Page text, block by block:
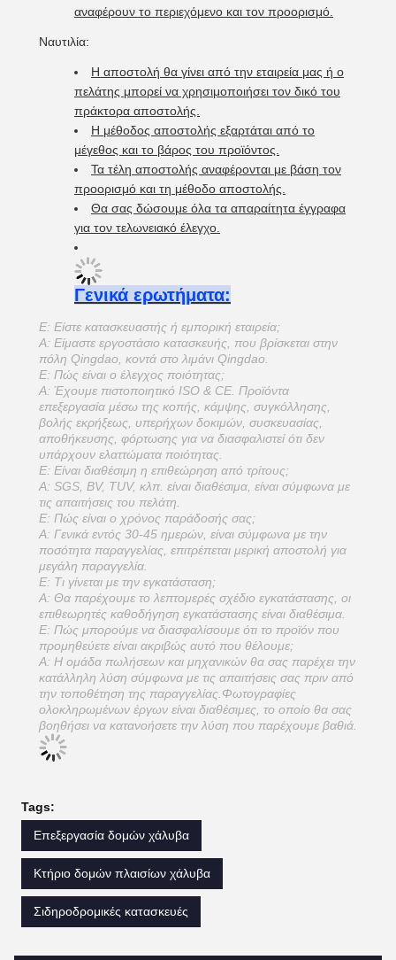
αναφέρουν το περιεχόμενο και τον προορισμό.
Ναυτιλία:
Η αποστολή θα γίνει από την εταιρεία μας ή ο
πελάτης μπορεί να χρησιμοποιήσει τον δικό του
πράκτορα αποστολής.
Η μέθοδος αποστολής εξαρτάται από το
μέγεθος και το βάρος του προϊόντος.
Τα τέλη αποστολής αναφέρονται με βάση τον
προορισμό και τη μέθοδο αποστολής.
Θα σας δώσουμε όλα τα απαραίτητα έγγραφα
για τον τελωνειακό έλεγχο.
Γενικά ερωτήματα:
Ε: Είστε κατασκευαστής ή εμπορική εταιρεία;
Α: Είμαστε εργοστάσιο κατασκευής, που βρίσκεται στην
πόλη Qingdao, κοντά στο λιμάνι Qingdao.
Ε: Πώς είναι ο έλεγχος ποιότητας;
Α: Έχουμε πιστοποιητικό ISO & CE. Προϊόντα
επεξεργασία μέσω της κοπής, κάμψης, συγκόλλησης,
βολής εκρήξεως, υπερήχων δοκιμών, συσκευασίας,
αποθήκευσης, φόρτωσης για να διασφαλιστεί ότι δεν
υπάρχουν ελαττώματα ποιότητας.
Ε: Είναι διαθέσιμη η επιθεώρηση από τρίτους;
Α: SGS, BV, TUV, κλπ. είναι διαθέσιμα, είναι σύμφωνα με
τις απαιτήσεις του πελάτη.
Ε: Πώς είναι ο χρόνος παράδοσής σας;
Α: Γενικά εντός 30-45 ημερών, είναι σύμφωνα με την
ποσότητα παραγγελίας, επιτρέπεται μερική αποστολή για
μεγάλη παραγγελία.
Ε: Τι γίνεται με την εγκατάσταση;
Α: Θα παρέχουμε το λεπτομερές σχέδιο εγκατάστασης, οι
επιθεωρητές καθοδήγηση εγκατάστασης είναι διαθέσιμα.
Ε: Πώς μπορούμε να διασφαλίσουμε ότι το προϊόν που
προμηθεύετε είναι ακριβώς αυτό που θέλουμε;
Α: Η ομάδα πωλήσεων και μηχανικών θα σας παρέχει την
κατάλληλη λύση σύμφωνα με τις απαιτήσεις σας πριν από
την τοποθέτηση της παραγγελίας.Φωτογραφίες
ολοκληρωμένων έργων είναι διαθέσιμες, το οποίο θα σας
βοηθήσει να κατανοήσετε την λύση που παρέχουμε βαθιά.
Tags:
Επεξεργασία δομών χάλυβα
Κτήριο δομών πλαισίων χάλυβα
Σιδηροδρομικές κατασκευές